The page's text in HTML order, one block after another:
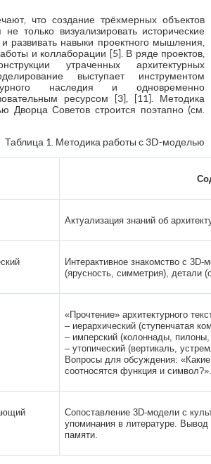
что создание трёхмерных объектов
только визуализировать исторические
развивать навыки проектного мышления,
и коллаборации [5]. В ряде проектов,
утраченных архитектурных
выступает инструментом
наследия и одновременно
ресурсом [3], [11]. Методика
Дворца Советов строится поэтапно (см.
Таблица 1. Методика работы с 3D-моделью
Актуализация знаний об
Интерактивное знакомство с
(ярусность, симметрия), детали
«Прочтение» архитектурного
‒ иерархический (ступенчатая
‒ имперский (колоннады, пилоны,
‒ утопический (вертикаль,
Вопросы для обсуждения:
соотносятся функция и символ?».
Сопоставление 3D-модели с
упоминания в литературе. Вывод
памяти.